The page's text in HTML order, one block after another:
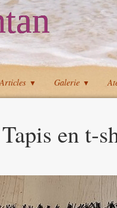
Articles ▼ Galerie ▼
Tapis en t-